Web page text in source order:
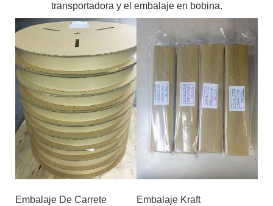
transportadora y el embalaje en bobina.
Embalaje De Carrete Embalaje Kraft